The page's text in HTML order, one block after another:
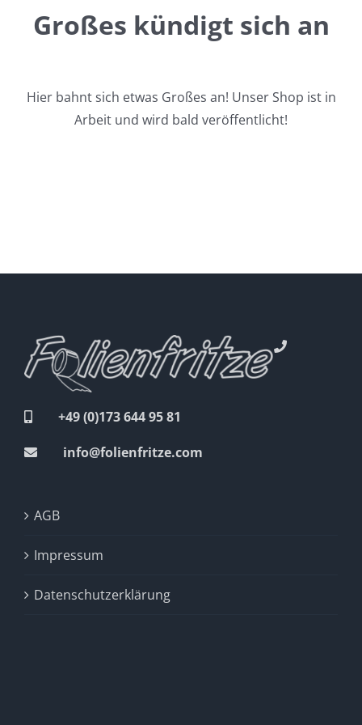
Großes kündigt sich an
Hier bahnt sich etwas Großes an! Unser Shop ist in
Arbeit und wird bald veröffentlicht!
+49 (0)173 644 95 81
info@folienfritze.com
AGB
Impressum
Datenschutzerklärung